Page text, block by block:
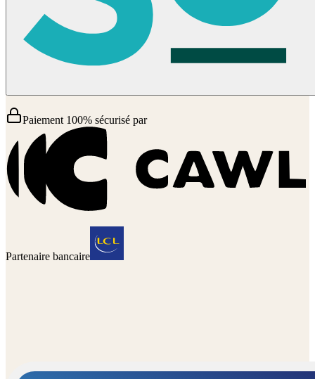
Paiement 100% sécurisé par
Partenaire bancaire